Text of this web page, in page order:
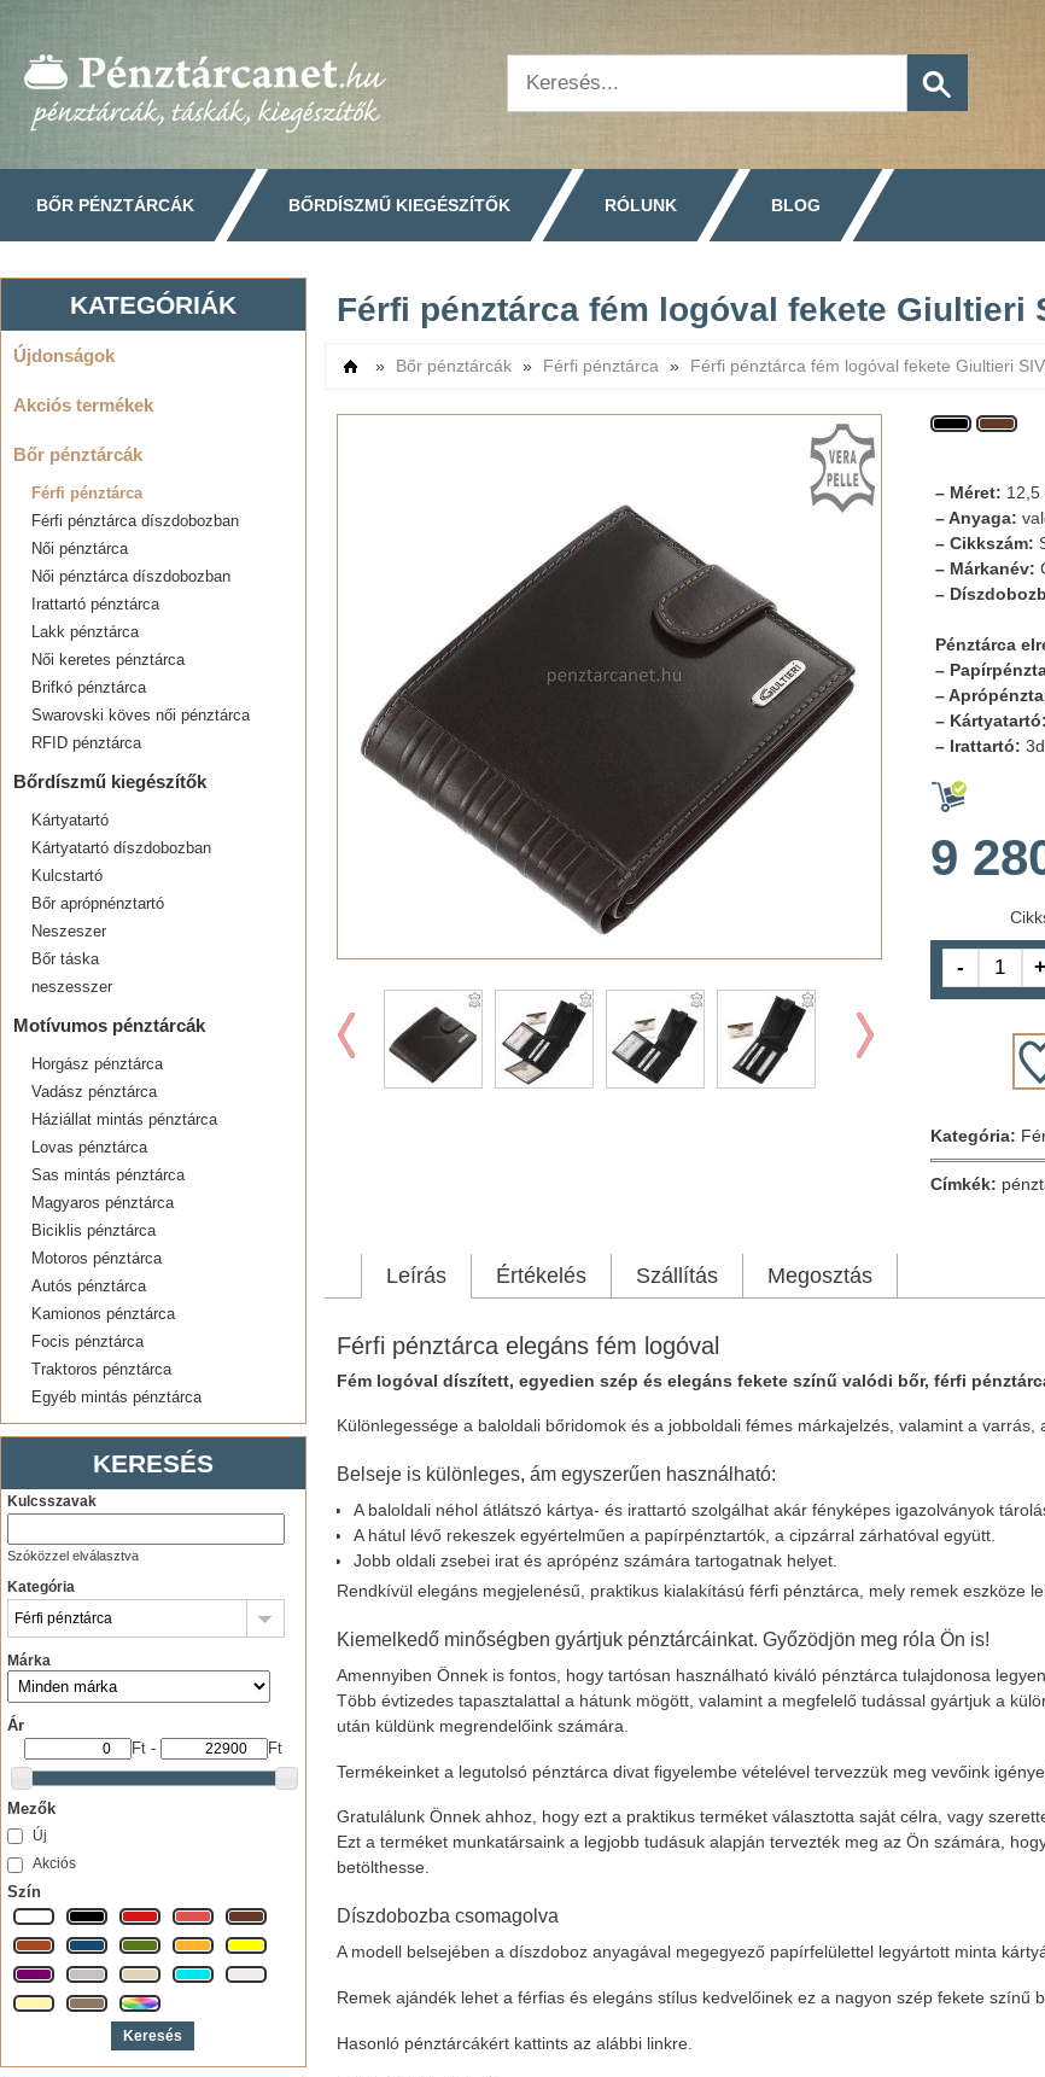
BŐR PÉNZTÁRCÁK BŐRDÍSZMŰ KIEGÉSZÍTŐK RÓLUNK BLOG
KATEGÓRIÁK
Újdonságok
Akciós termékek
Bőr pénztárcák
Férfi pénztárca
Férfi pénztárca díszdobozban
Női pénztárca
Női pénztárca díszdobozban
Irattartó pénztárca
Lakk pénztárca
Női keretes pénztárca
Brifkó pénztárca
Swarovski köves női pénztárca
RFID pénztárca
Bőrdíszmű kiegészítők
Kártyatartó
Kártyatartó díszdobozban
Kulcstartó
Bőr aprópnénztartó
Neszeszer
Bőr táska
neszesszer
Motívumos pénztárcák
Horgász pénztárca
Vadász pénztárca
Háziállat mintás pénztárca
Lovas pénztárca
Sas mintás pénztárca
Magyaros pénztárca
Biciklis pénztárca
Motoros pénztárca
Autós pénztárca
Kamionos pénztárca
Focis pénztárca
Traktoros pénztárca
Egyéb mintás pénztárca
KERESÉS
Kulcsszavak
Szóközzel elválasztva
Kategória
Márka
Ár
Ft - Ft
Mezők
Új
Akciós
Szín
Férfi pénztárca fém logóval fekete Giultieri
Címlap
» Bőr pénztárcák » Férfi pénztárca » Férfi pénztárca fém logóval fekete Giultieri
– Méret: 12,5
– Anyaga:
– Cikkszám:
– Márkanév:
–
Pénztárca
–
–
– Kártyatartó:
– Irattartó:
9
Kategória:
Címkék:
Leírás Értékelés Szállítás Megosztás
Férfi pénztárca elegáns fém logóval
Fém logóval díszített, egyedien szép és elegáns fekete színű valódi bőr, férfi
Különlegessége a baloldali bőridomok és a jobboldali fémes márkajelzés, valamint a varrás,
Belseje is különleges, ám egyszerűen használható:
A baloldali néhol átlátszó kártya- és irattartó szolgálhat akár fényképes igazolványok
A hátul lévő rekeszek egyértelműen a papírpénztartók, a cipzárral zárhatóval együtt.
Jobb oldali zsebei irat és aprópénz számára tartogatnak helyet.
Rendkívül elegáns megjelenésű, praktikus kialakítású férfi pénztárca, mely remek eszköze
Kiemelkedő minőségben gyártjuk pénztárcáinkat. Győzödjön meg róla Ön is!
Amennyiben Önnek is fontos, hogy tartósan használható kiváló pénztárca tulajdonosa
Több évtizedes tapasztalattal a hátunk mögött, valamint a megfelelő tudással gyártjuk a
után küldünk megrendelőink számára.
Termékeinket a legutolsó pénztárca divat figyelembe vételével tervezzük meg vevőink
Gratulálunk Önnek ahhoz, hogy ezt a praktikus terméket választotta saját célra, vagy
Ezt a terméket munkatársaink a legjobb tudásuk alapján tervezték meg az Ön számára,
betölthesse.
Díszdobozba csomagolva
A modell belsejében a díszdoboz anyagával megegyező papírfelülettel legyártott minta
Remek ajándék lehet a férfias és elegáns stílus kedvelőinek ez a nagyon szép fekete színű
Hasonló pénztárcákért kattints az alábbi linkre.